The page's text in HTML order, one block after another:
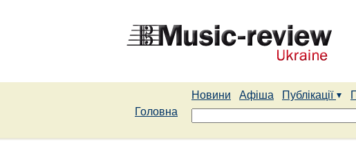
Новини Афіша Публікації
Головна